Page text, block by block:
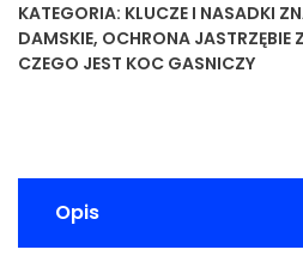
KATEGORIA: KLUCZE I NASADKI
DAMSKIE, OCHRONA JASTRZĘBIE
CZEGO JEST KOC GASNICZY
Opis